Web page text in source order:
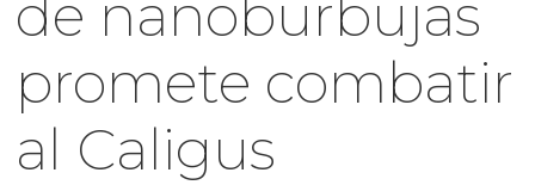
de nanoburbujas
promete combatir
al Caligus